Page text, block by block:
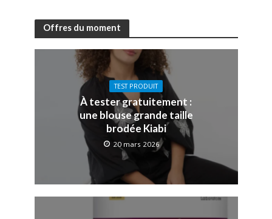
Offres du moment
TEST PRODUIT
À tester gratuitement :
une blouse grande taille
brodée Kiabi
20 mars 2026